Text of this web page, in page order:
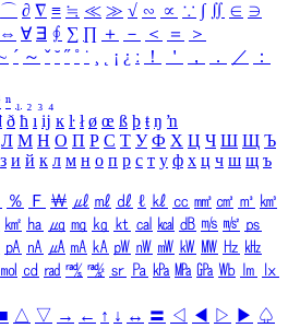
⌒ ∂ ∇ ≡ ≒ ≪ ≫ √ ∽ ∝ ∵ ∫ ∬ ∈ ∋
⇔ ∀ ∃ ∮ ∑ ∏ ＋ － ＜ ＝
＞
´ ～ ˇ ˘ ˝ ˚ ˙ ¸ ¡ ¿ ː ！ ＇ ， ． ／
：
ⁿ ₁ ₂ ₃ ₄
ð ħ ı ĳ ĸ ŀ ł ø œ ß þ ŧ ŋ ŉ
Л М Н О П Р С Т У Ф Х Ц Ч Ш Щ Ъ
з и й к л м н о п р с т у ф х ц ч ш щ ъ
％ Ｆ ￦ ㎕ ㎖ ㎗ ℓ ㎘ ㏄ ㎣ ㎤ ㎥ ㎦
㎢ ㏊ ㎍ ㎎ ㎏ ㏏ ㎈ ㎉ ㏈ ㎧ ㎨ ㎰
㎀ ㎁ ㎂ ㎃ ㎄ ㎺ ㎻ ㎽ ㎾ ㎿ ㎐ ㎑
㏖ ㏅ ㎭ ㎮ ㎯ ㏛ ㎩ ㎪ ㎫ ㎬ ㏝ ㏐
㏓
■ △ ▽ → ← ↑ ↓ ↔ 〓 ◁ ◀ ▷ ▶ ♤